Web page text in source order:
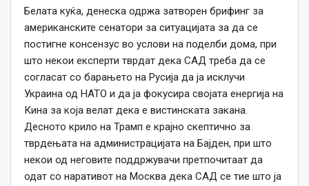
Белата куќа, денеска одржа затворен брифинг за
американските сенатори за ситуацијата за да се
постигне консензус во услови на поделби дома, при
што некои експерти тврдат дека САД треба да се
согласат со барањето на Русија да ја исклучи
Украина од НАТО и да ја фокусира својата енергија на
Кина за која велат дека е вистинската закана.
Десното крило на Трамп е крајно скептично за
тврдењата на администрацијата на Бајден, при што
некои од неговите поддржувачи претпочитаат да
одат со наративот на Москва дека САД се тие што ја